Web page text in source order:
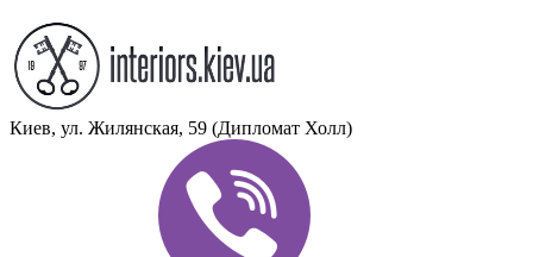
Киев, ул. Жилянская, 59 (Дипломат Холл)